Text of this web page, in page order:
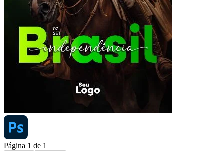
Página 1 de 1